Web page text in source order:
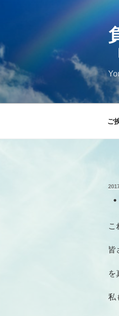
ツ
へ
ス
キ
ご
投
日:
こ
皆
を
私